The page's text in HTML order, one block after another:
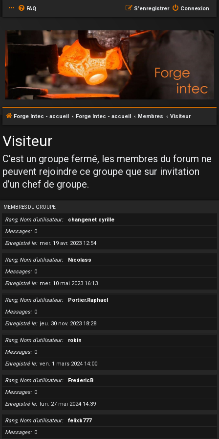
FAQ Connexion
S’enregistrer
Forge Intec - accueil Forge Intec - accueil Membres Visiteur
Visiteur
C’est un groupe fermé, les membres du forum ne
peuvent rejoindre ce groupe que sur invitation
d’un chef de groupe.
MEMBRES DU GROUPE
Rang, Nom d’utilisateur
changenet cyrille
Messages
0
Enregistré le
mer. 19 avr. 2023 12:54
Rang, Nom d’utilisateur
Nicolass
Messages
0
Enregistré le
mer. 10 mai 2023 16:13
Rang, Nom d’utilisateur
Portier.Raphael
Messages
0
Enregistré le
jeu. 30 nov. 2023 18:28
Rang, Nom d’utilisateur
robin
Messages
0
Enregistré le
ven. 1 mars 2024 14:00
Rang, Nom d’utilisateur
FredericB
Messages
0
Enregistré le
lun. 27 mai 2024 14:39
Rang, Nom d’utilisateur
felixb777
Messages
0